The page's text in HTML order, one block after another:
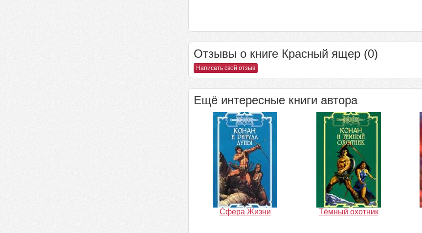
Отзывы о книге Красный ящер (0)
Написать свой отзыв
Ещё интересные книги автора
Сфера Жизни Тёмный охотник